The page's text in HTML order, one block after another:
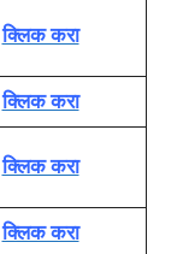
क्लिक करा
क्लिक करा
क्लिक करा
क्लिक करा